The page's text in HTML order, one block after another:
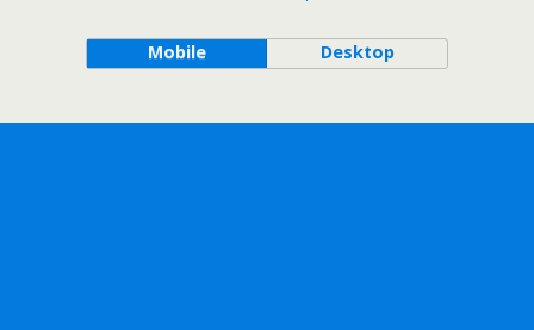
Mobile Desktop